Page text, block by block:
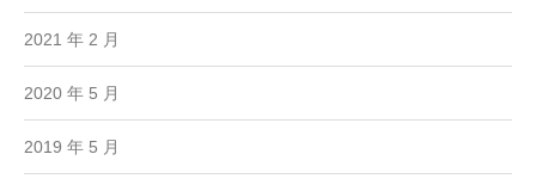
2021 年 2 月
2020 年 5 月
2019 年 5 月